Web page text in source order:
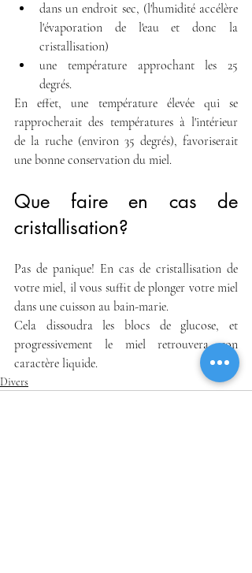
dans un endroit sec, (l'humidité accélère
l'évaporation de l'eau et donc la
cristallisation)
une température approchant les 25
degrés.
En effet, une température élevée qui se
rapprocherait des températures à l'intérieur
de la ruche (environ 35 degrés), favoriserait
une bonne conservation du miel.
Que faire en cas de
cristallisation?
Pas de panique! En cas de cristallisation de
votre miel, il vous suffit de plonger votre miel
dans une cuisson au bain-marie.
Cela dissoudra les blocs de glucose, et
progressivement le miel retrouvera son
caractère liquide.
Divers